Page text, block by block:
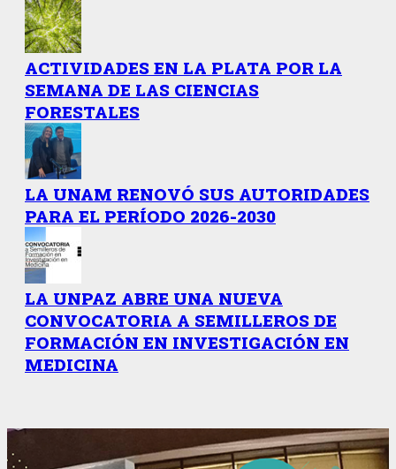
ACTIVIDADES EN LA PLATA POR LA
SEMANA DE LAS CIENCIAS
FORESTALES
LA UNAM RENOVÓ SUS AUTORIDADES
PARA EL PERÍODO 2026-2030
LA UNPAZ ABRE UNA NUEVA
CONVOCATORIA A SEMILLEROS DE
FORMACIÓN EN INVESTIGACIÓN EN
MEDICINA